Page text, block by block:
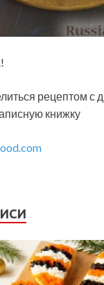
рецептом с
книжку